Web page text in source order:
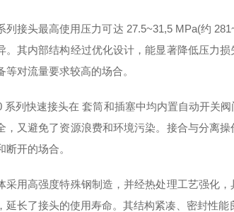
列接头最高使用压力可达 27.5~31,5 MPa(约
。其内部结构经过优化设计，能显著降低压力
等对流量要求较高的场合。
系列快速接头在 套筒和插塞中均内置自动开关
，又避免了资源浪费和环境污染。接合与分离
断开的场合。
采用高强度特殊钢制造，并经热处理工艺强化
延长了接头的使用寿命。其结构紧凑、密封性能